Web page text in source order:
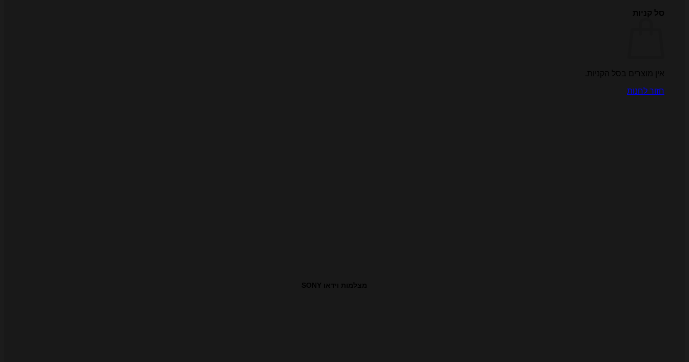
סל קניות
אין מוצרים בסל הקניות.
חזור לחנות
מצלמות וידאו SONY